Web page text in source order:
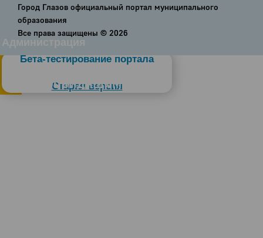
Администрация
Бета-тестирование портала
Старая версия
Слабовидящим
Город Глазов официальный портал муниципального
образования
Все права защищены © 2026